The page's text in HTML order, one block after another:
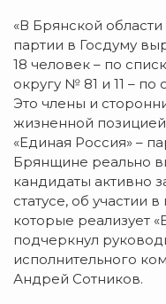
«В Брянской
партии в Госдуму
18 человек – по
округу № 81 и 11 –
Это члены и
жизненной
«Единая Россия» –
Брянщине реально
кандидаты активно
статусе, об участии
которые реализует
подчеркнул
исполнительного
Андрей Сотников.